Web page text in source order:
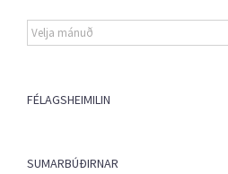
Eldri
fréttir
FÉLAGSHEIMILIN
SUMARBÚÐIRNAR